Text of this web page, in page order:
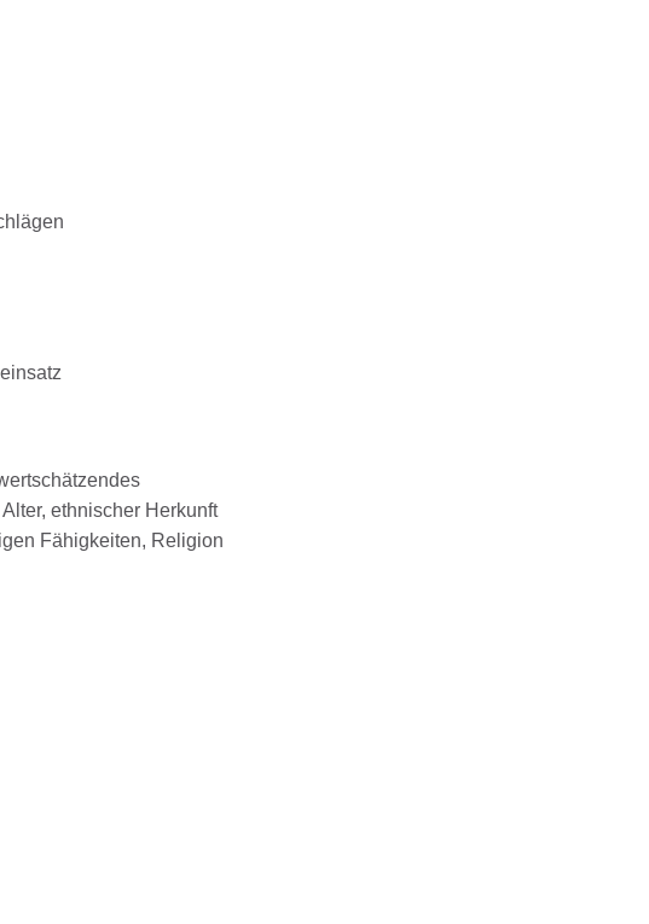
ethnischer Herkunft
Fähigkeiten, Religion